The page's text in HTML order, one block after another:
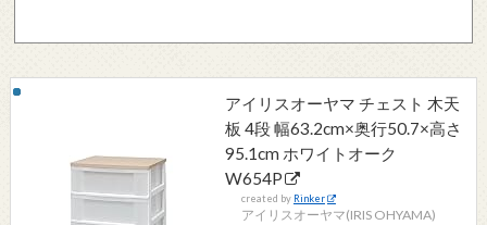
アイリスオーヤマ チェスト 木天
板 4段 幅63.2cm×奥行50.7×高さ
95.1cm ホワイトオーク
W654P
created by Rinker
アイリスオーヤマ(IRIS OHYAMA)